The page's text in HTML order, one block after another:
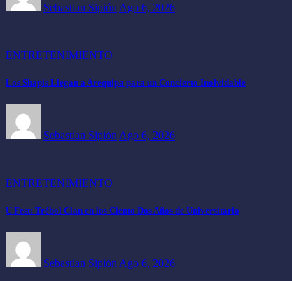
Sebastian Sipión Ago 6, 2026
ENTRETENIMIENTO
Los Shapis Llegan a Arequipa para un Concierto Inolvidable
Sebastian Sipión Ago 6, 2026
ENTRETENIMIENTO
U Fest: Trébol Clan en los Ciento Dos Años de Universitario
Sebastian Sipión Ago 6, 2026